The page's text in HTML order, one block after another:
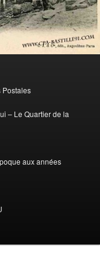
Postales
– Le Quartier de la
aux années